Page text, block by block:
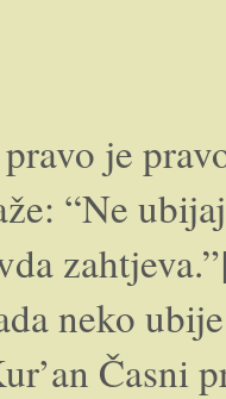
je
“Ne
neko
Časni